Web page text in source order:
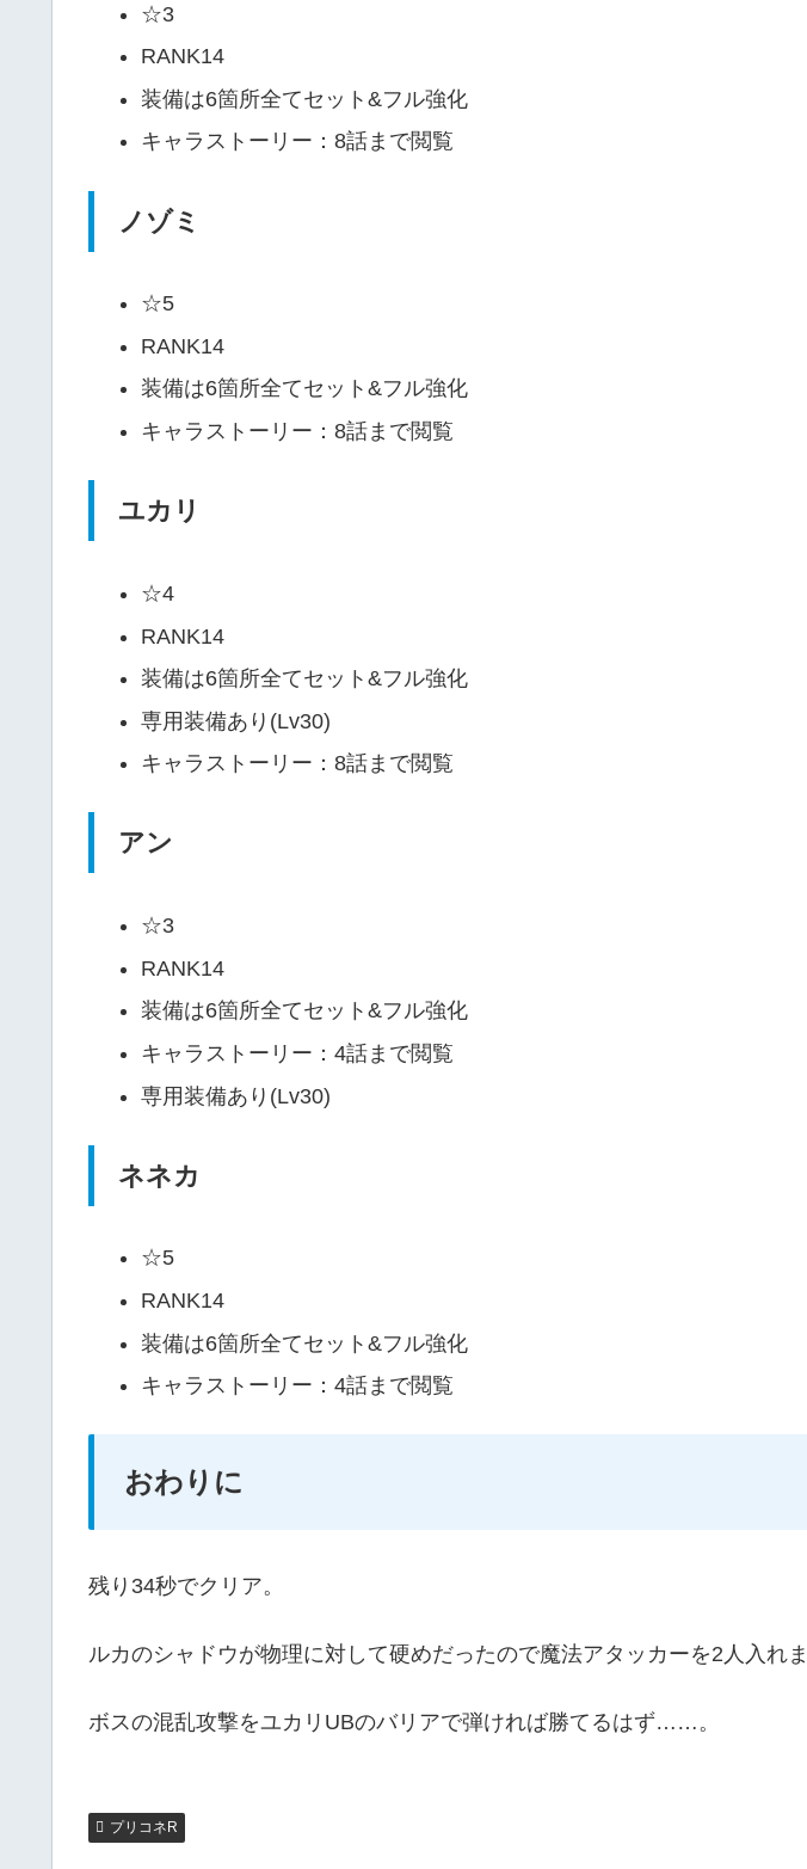
☆3
RANK14
装備は6箇所全てセット&フル強化
キャラストーリー：8話まで閲覧
ノゾミ
☆5
RANK14
装備は6箇所全てセット&フル強化
キャラストーリー：8話まで閲覧
ユカリ
☆4
RANK14
装備は6箇所全てセット&フル強化
専用装備あり(Lv30)
キャラストーリー：8話まで閲覧
アン
☆3
RANK14
装備は6箇所全てセット&フル強化
キャラストーリー：4話まで閲覧
専用装備あり(Lv30)
ネネカ
☆5
RANK14
装備は6箇所全てセット&フル強化
キャラストーリー：4話まで閲覧
おわりに
残り34秒でクリア。
ルカのシャドウが物理に対して硬めだったので魔法アタッカーを2人入れま
ボスの混乱攻撃をユカリUBのバリアで弾ければ勝てるはず……。
プリコネR